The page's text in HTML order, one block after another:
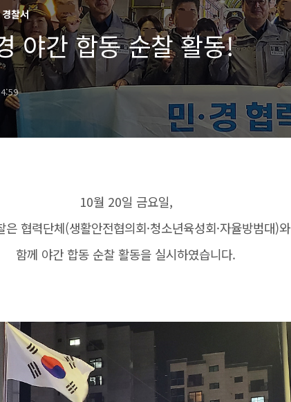
찰서
야간 합동 순찰 활동!
10월 20일 금요일,
은 협력단체(생활안전협의회·청소년육성회·자율방범대)와
함께 야간 합동 순찰 활동을 실시하였습니다.